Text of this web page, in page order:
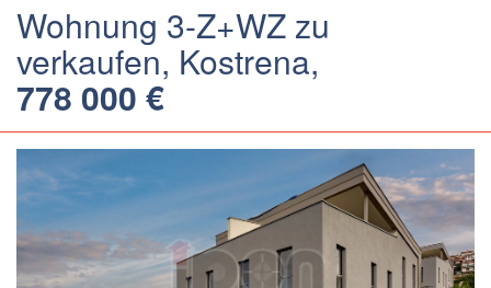
Wohnung 3-Z+WZ zu
verkaufen, Kostrena,
778 000 €